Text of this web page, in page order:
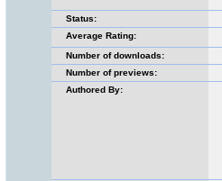
Status:
Average Rating:
Number of downloads:
Number of previews:
Authored By: